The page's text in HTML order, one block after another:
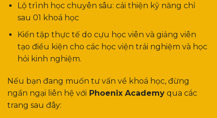
Lộ trình học chuyên sâu: cải thiện kỹ năng chỉ
sau 01 khoá học
Kiến tập thực tế do cựu học viên và giảng viên
tạo điều kiện cho các học viện trải nghiệm và học
hỏi kinh nghiệm.
Nếu bạn đang muốn tư vấn về khoá học, đừng
ngần ngại liên hệ với Phoenix Academy qua các
trang sau đây: